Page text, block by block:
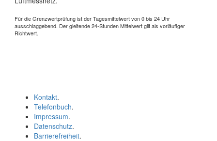
Für die Grenzwertprüfung ist der Tagesmittelwert von 0 bis 24 Uhr
ausschlaggebend. Der gleitende 24-Stunden Mittelwert gilt als vorläufiger
Richtwert.
Kontakt.
Telefonbuch.
Impressum.
Datenschutz.
Barrierefreiheit.